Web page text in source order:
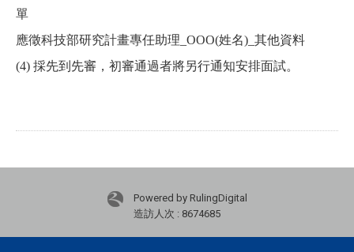
單
應徵科技部研究計畫專任助理 _OOO(姓名)_ 其他資料
(4) 採先到先審，初審通過者將另行通知安排面試。
Powered by RulingDigital
造訪人次 : 8674685